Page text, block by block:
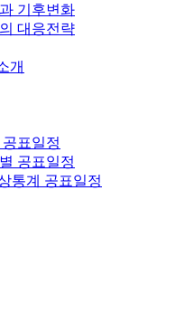
기후변화
대응전략
개
표일정
공표일정
통계 공표일정